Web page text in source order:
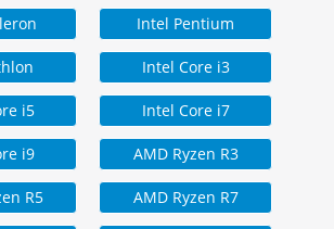
Intel Pentium
Intel Core i3
i5 Intel Core i7
i9 AMD Ryzen R3
R5 AMD Ryzen R7